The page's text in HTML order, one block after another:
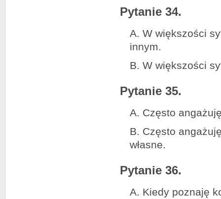
Pytanie 34.
A. W większości
innym.
B. W większości
Pytanie 35.
A. Często
B. Często
własne.
Pytanie 36.
A. Kiedy poznaję